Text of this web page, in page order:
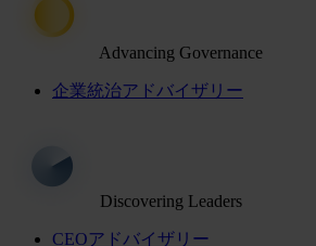
Advancing Governance
企業統治アドバイザリー
Discovering Leaders
CEOアドバイザリー